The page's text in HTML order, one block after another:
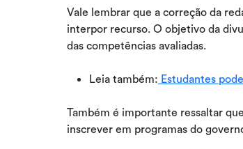
Vale lembrar que a correção da
interpor recurso. O objetivo da
das competências avaliadas.
Leia também: Estudantes
Também é importante ressaltar
inscrever em programas do